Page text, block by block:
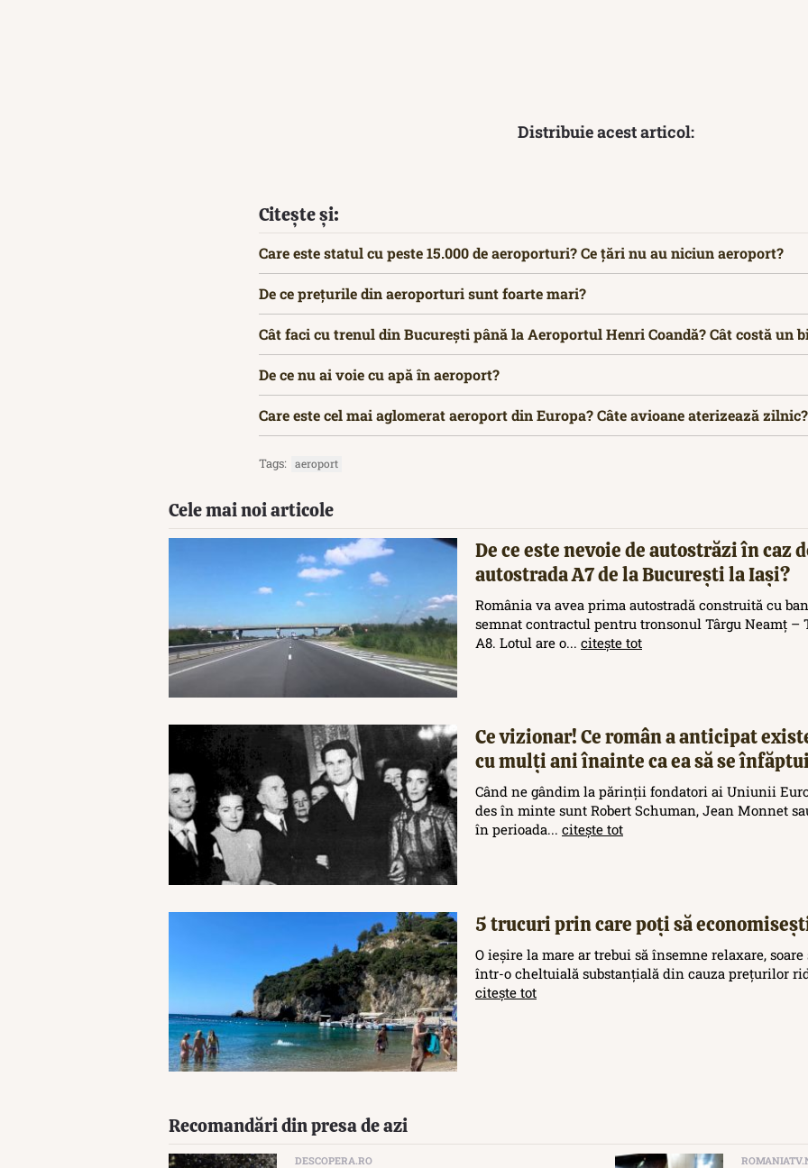
Distribuie acest articol:
Citește și:
Care este statul cu peste 15.000 de aeroporturi? Ce țări nu au niciun aeroport?
De ce prețurile din aeroporturi sunt foarte mari?
Cât faci cu trenul din București până la Aeroportul Henri Coandă? Cât costă un
De ce nu ai voie cu apă în aeroport?
Care este cel mai aglomerat aeroport din Europa? Câte avioane aterizează zilnic?
Tags: aeroport
Cele mai noi articole
De ce este nevoie de autostrăzi în caz
autostrada A7 de la București la Iași?
România va avea prima autostradă construită cu
semnat contractul pentru tronsonul Târgu Neamț
A8. Lotul are o... citește tot
Ce vizionar! Ce român a anticipat
cu mulți ani înainte ca ea să se
Când ne gândim la părinții fondatori ai Uniunii
des în minte sunt Robert Schuman, Jean Monnet
în perioada... citește tot
5 trucuri prin care poți să
O ieșire la mare ar trebui să însemne relaxare,
într-o cheltuială substanțială din cauza prețurilor
citește tot
Recomandări din presa de azi
DESCOPERA.RO